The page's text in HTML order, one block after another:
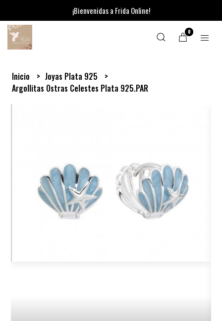
¡Bienvenidas a Frida Online!
0
Inicio
Joyas Plata 925
Argollitas Ostras Celestes Plata 925.PAR